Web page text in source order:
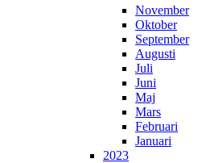
November
Oktober
September
Augusti
Juli
Juni
Maj
Mars
Februari
Januari
2023